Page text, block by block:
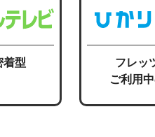
着型
フレッ
ご利用